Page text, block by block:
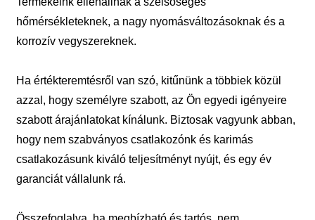
hőmérsékleteknek, a nagy nyomásváltozásoknak és a
korrozív vegyszereknek.
Ha értékteremtésről van szó, kitűnünk a többiek közül
azzal, hogy személyre szabott, az Ön egyedi igényeire
szabott árajánlatokat kínálunk. Biztosak vagyunk abban,
hogy nem szabványos csatlakozónk és karimás
csatlakozásunk kiváló teljesítményt nyújt, és egy év
garanciát vállalunk rá.